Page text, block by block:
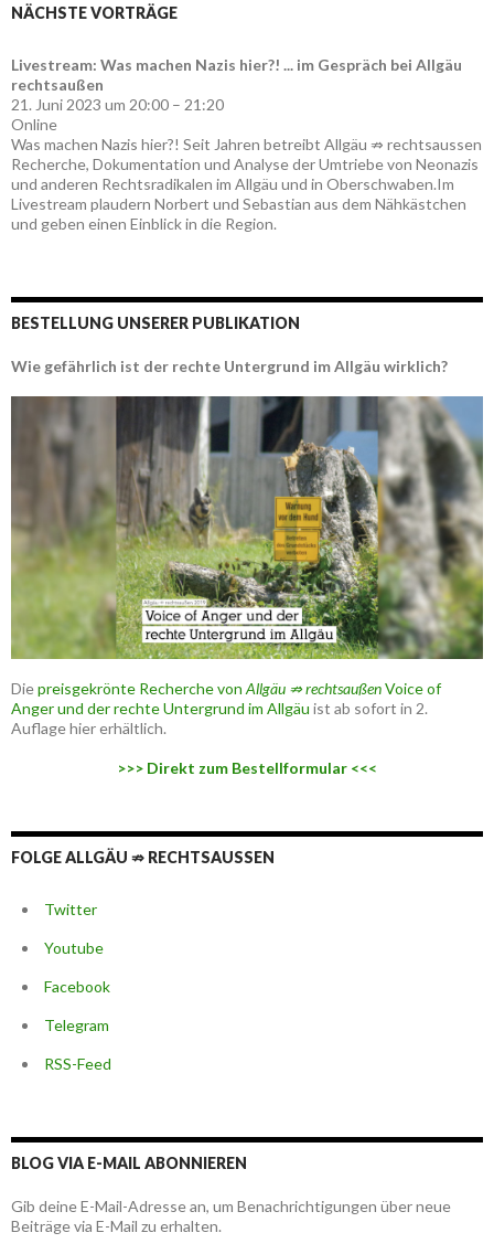
NÄCHSTE VORTRÄGE
Livestream: Was machen Nazis hier?! ... im Gespräch bei Allgäu
rechtsaußen
21. Juni 2023 um 20:00 – 21:20
Online
Was machen Nazis hier?! Seit Jahren betreibt Allgäu ⇏ rechtsaussen
Recherche, Dokumentation und Analyse der Umtriebe von Neonazis
und anderen Rechtsradikalen im Allgäu und in Oberschwaben.Im
Livestream plaudern Norbert und Sebastian aus dem Nähkästchen
und geben einen Einblick in die Region.
BESTELLUNG UNSERER PUBLIKATION
Wie gefährlich ist der rechte Untergrund im Allgäu wirklich?
Diepreisgekrönte Recherche von Allgäu ⇏ rechtsaußenVoice of
Anger und der rechte Untergrund im Allgäu ist ab sofort in 2.
Auflage hier erhältlich.
>>> Direkt zum Bestellformular <<<
FOLGE ALLGÄU ⇏ RECHTSAUSSEN
Twitter
Youtube
Facebook
Telegram
RSS-Feed
BLOG VIA E-MAIL ABONNIEREN
Gib deine E-Mail-Adresse an, um Benachrichtigungen über neue
Beiträge via E-Mail zu erhalten.